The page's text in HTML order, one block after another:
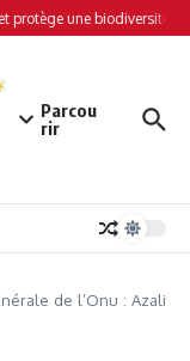
protège une biodiversité
Parcou
rir
de l’Onu : Azali